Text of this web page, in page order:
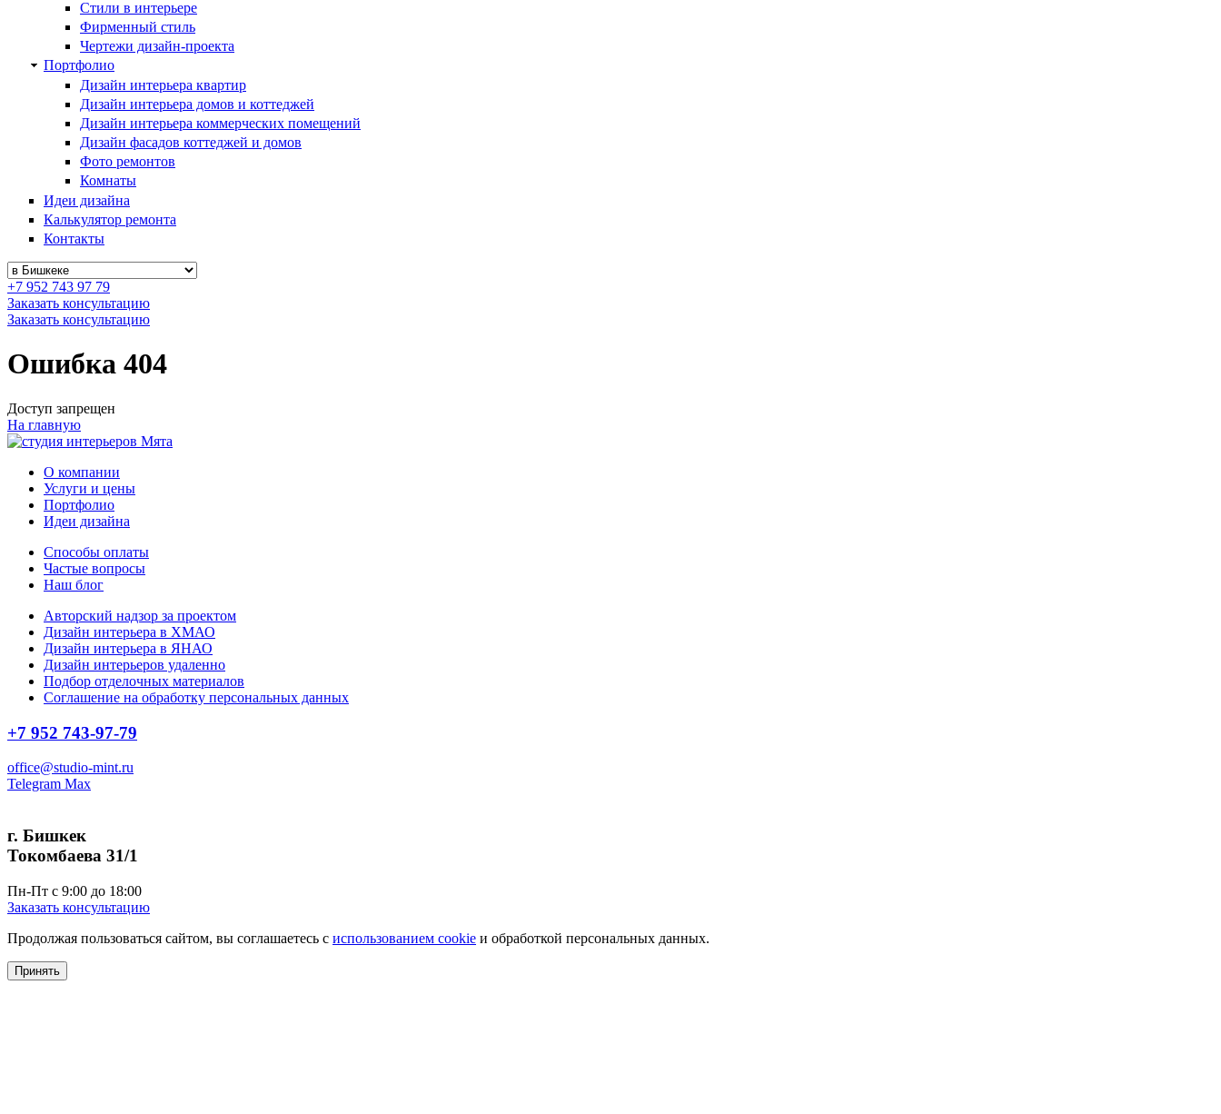
Стили в интерьере
Фирменный стиль
Чертежи дизайн-проекта
Портфолио
Дизайн интерьера квартир
Дизайн интерьера домов и коттеджей
Дизайн интерьера коммерческих помещений
Дизайн фасадов коттеджей и домов
Фото ремонтов
Комнаты
Идеи дизайна
Калькулятор ремонта
Контакты
+7 952 743 97 79
Заказать консультацию
Заказать консультацию
Ошибка 404
Доступ запрещен
На главную
О компании
Услуги и цены
Портфолио
Идеи дизайна
Способы оплаты
Частые вопросы
Наш блог
Авторский надзор за проектом
Дизайн интерьера в ХМАО
Дизайн интерьера в ЯНАО
Дизайн интерьеров удаленно
Подбор отделочных материалов
Соглашение на обработку персональных данных
+7 952 743-97-79
office@studio-mint.ru
Telegram Max
г. Бишкек
Токомбаева 31/1
Пн-Пт с 9:00 до 18:00
Заказать консультацию
Продолжая пользоваться сайтом, вы соглашаетесь с использованием cookie и обработкой персональных данных.
Принять